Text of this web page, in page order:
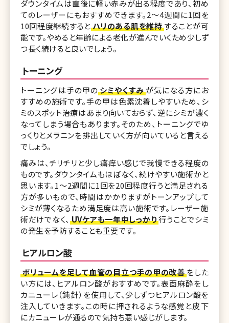
ダウンタイムは直後に軽い赤みが出る程度であり、初め
てのレーザーにもおすすめできます。2〜4週間に1回を
10回程度継続するとハリのある肌を維持することが可
能です。やめると年齢による老化が進んでいくため少しず
つ長く続けると良いでしょう。
トーニング
トーニングは手の甲のシミやくすみが気になる方にお
すすめの施術です。手の甲は色素沈着しやすいため、シ
ミのスポット治療はあまり向いておらず、逆にシミが濃く
なってしまう場合もあります。そのため、トーニングでゆ
っくりとメラニンを排出していく方が向いていると言える
でしょう。
痛みは、チリチリと少し痛痒い感じで我慢できる程度の
ものです。ダウンタイムもほぼなく、続けやすい施術かと
思います。1〜2週間に1回を20回程度行うと満足される
方が多いもので、時間はかかりますがトーンアップして
シミが薄くなるため満足度は高い施術です。レーザー施
術だけでなく、 UVケアも一年中しっかり行うことでシミ
の発生を予防することも重要です。
ヒアルロン酸
ボリュームを足して血管の目立つ手の甲の改善をした
い方には、ヒアルロン酸がおすすめです。表面麻酔をし
カニューレ（鈍針）を使用して、少しずつヒアルロン酸を
注入していきます。この時に押されるような感覚と皮下
にカニューレが通るので気持ち悪い感じがします。